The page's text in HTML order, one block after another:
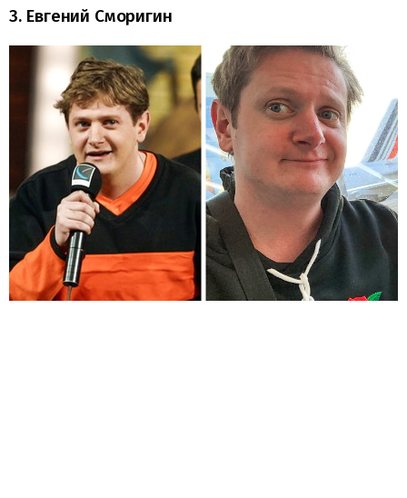
3. Евгений Сморигин